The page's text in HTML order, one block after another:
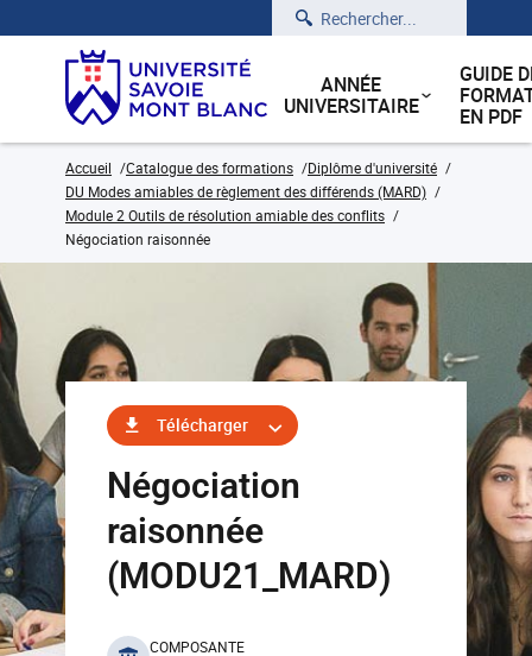
Rechercher
ANNÉE
UNIVERSITAIRE
GUIDE
EN PDF
Accueil Catalogue des formations
Diplôme d'université
DU Modes amiables de règlement des différends (MARD)
Module 2 Outils de résolution amiable des conflits
Négociation raisonnée
Télécharger
Négociation
raisonnée
(MODU21_MARD)
COMPOSANTE